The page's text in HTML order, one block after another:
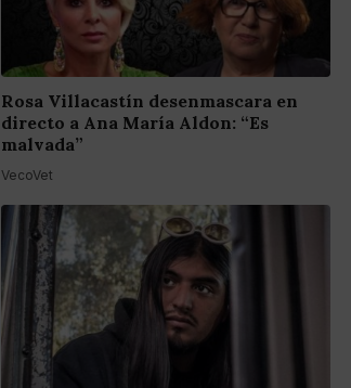
Rosa Villacastín desenmascara en
directo a Ana María Aldon: “Es
malvada”
VecoVet